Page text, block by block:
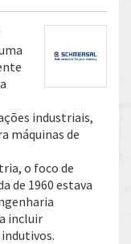
industriais,
máquinas de
o foco de
de 1960 estava
incluir